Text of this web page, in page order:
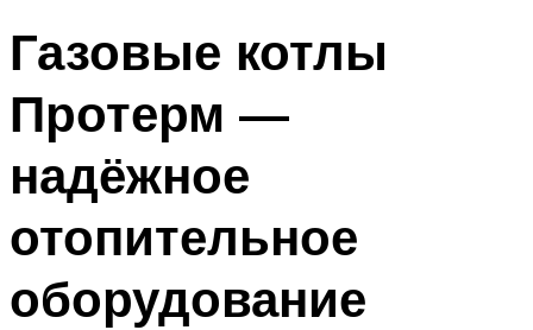
Газовые котлы
Протерм —
надёжное
отопительное
оборудование